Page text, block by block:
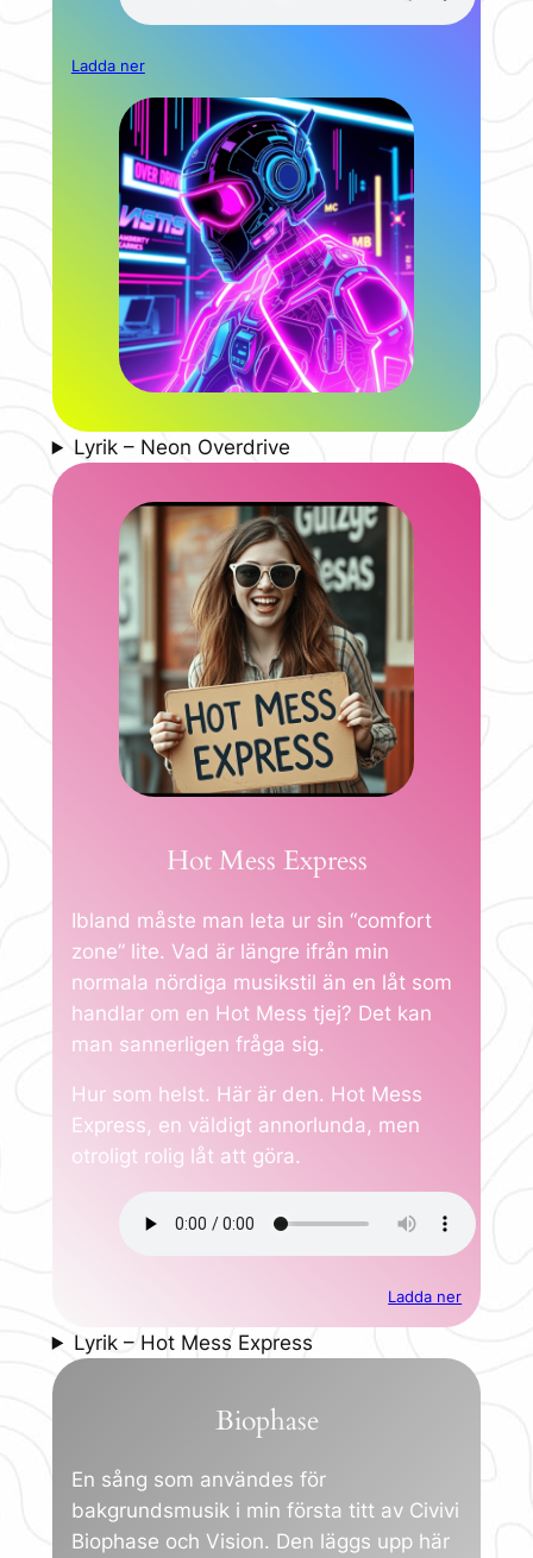
Ladda ner
Lyrik – Neon Overdrive
Hot Mess Express
Ibland måste man leta ur sin “comfort
zone” lite. Vad är längre ifrån min
normala nördiga musikstil än en låt som
handlar om en Hot Mess tjej? Det kan
man sannerligen fråga sig.
Hur som helst. Här är den. Hot Mess
Express, en väldigt annorlunda, men
otroligt rolig låt att göra.
Ladda ner
Lyrik – Hot Mess Express
Biophase
En sång som användes för
bakgrundsmusik i min första titt av Civivi
Biophase och Vision. Den läggs upp här